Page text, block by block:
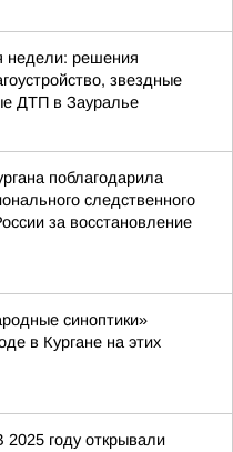
недели: решения
звездные
ДТП в Зауралье
поблагодарила
следственного
за восстановление
синоптики»
в Кургане на этих
году открывали